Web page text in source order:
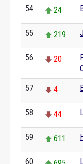
54 24
55 219
56 20
57 4
58 44
59 611
60